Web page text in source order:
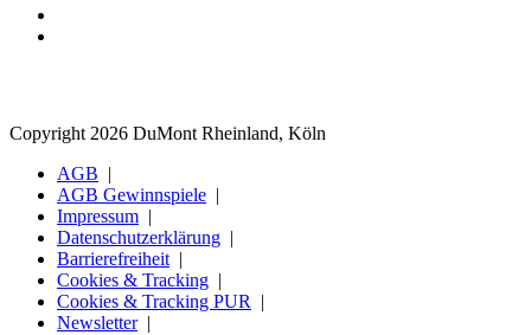
Copyright 2026 DuMont Rheinland, Köln
AGB
AGB Gewinnspiele
Impressum
Datenschutzerklärung
Barrierefreiheit
Cookies & Tracking
Cookies & Tracking PUR
Newsletter